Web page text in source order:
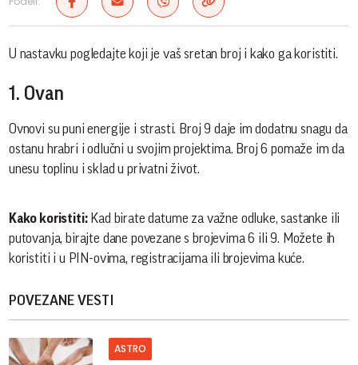
U nastavku pogledajte koji je vaš sretan broj i kako ga koristiti.
1. Ovan
Ovnovi su puni energije i strasti. Broj 9 daje im dodatnu snagu da
ostanu hrabri i odlučni u svojim projektima. Broj 6 pomaže im da
unesu toplinu i sklad u privatni život.
Kako koristiti:Kad birate datume za važne odluke, sastanke ili
putovanja, birajte dane povezane s brojevima 6 ili 9. Možete ih
koristiti i u PIN-ovima, registracijama ili brojevima kuće.
POVEZANE VESTI
ASTRO